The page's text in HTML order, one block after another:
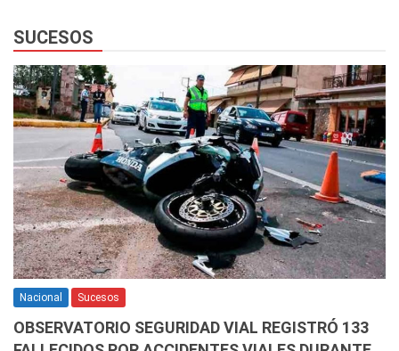
SUCESOS
Nacional Sucesos
OBSERVATORIO SEGURIDAD VIAL REGISTRÓ 133